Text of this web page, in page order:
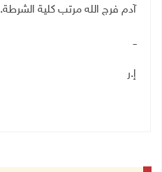
آدم فرج الله مرتب كلية الشرطة.
ــ
إ.ر